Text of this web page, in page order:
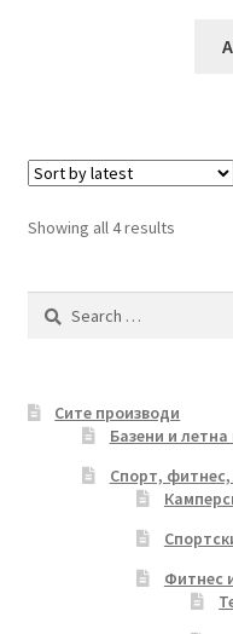
Showing all 4 resultsSorted
Search
Сите производи
Базени и
Спорт, фитнес,
Фитнес